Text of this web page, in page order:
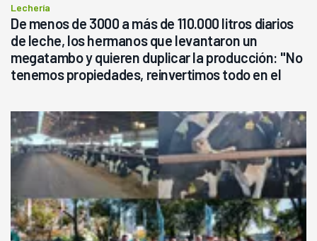
Lechería
De menos de 3000 a más de 110.000 litros diarios
de leche, los hermanos que levantaron un
megatambo y quieren duplicar la producción: "No
tenemos propiedades, reinvertimos todo en el